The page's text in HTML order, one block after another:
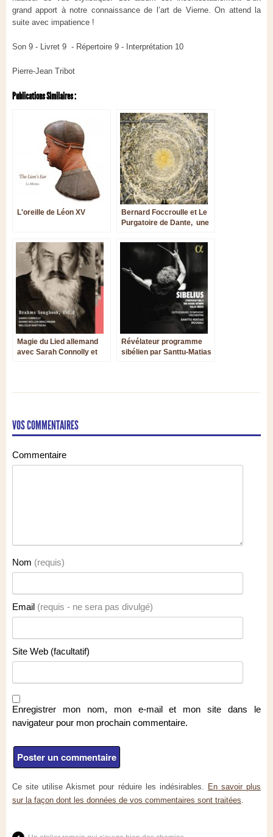
grand apport à notre connaissance de l’art de Vierne. On attend la
suite avec impatience !
Son 9 - Livret 9 - Répertoire 9 - Interprétation 10
Pierre-Jean Tribot
Publications Similaires :
L'oreille de Léon XV
Bernard Foccroulle et Le
Purgatoire de Dante, une
intensément lyrique
Magie du Lied allemand
avec Sarah Connolly et
Révélateur programme
sibélien par Santtu-Matias
VOS COMMENTAIRES
Commentaire
Nom (requis)
Email (requis - ne sera pas divulgé)
Site Web (facultatif)
Enregistrer mon nom, mon e-mail et mon site dans le
navigateur pour mon prochain commentaire.
Ce site utilise Akismet pour réduire les indésirables. En savoir plus
sur la façon dont les données de vos commentaires sont traitées